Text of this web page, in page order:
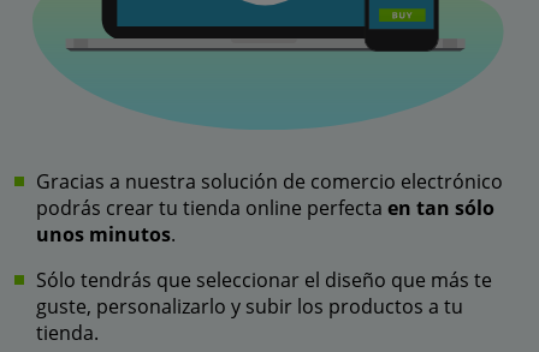
Gracias a nuestra solución de comercio electrónico
podrás crear tu tienda online perfecta en tan sólo
unos minutos.
Sólo tendrás que seleccionar el diseño que más te
guste, personalizarlo y subir los productos a tu
tienda.